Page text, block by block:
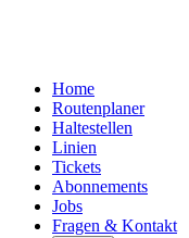
Home
Routenplaner
Haltestellen
Linien
Tickets
Abonnements
Jobs
Fragen & Kontakt